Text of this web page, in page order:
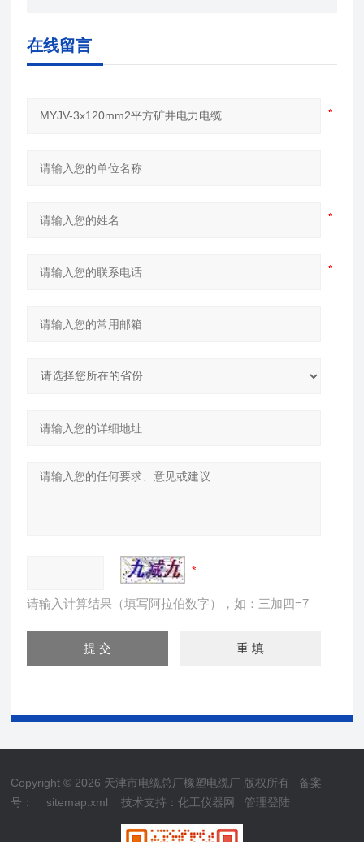
在线留言
请输入计算结果（填写阿拉伯数字），如：三加四=7
Copyright © 2026 天津市电缆总厂橡塑电缆厂 版权所有 备案
号：
sitemap.xml 技术支持：化工仪器网 管理登陆